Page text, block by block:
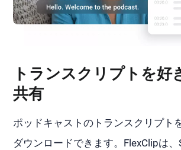
トランスクリプトを好
共有
ポッドキャストのトランスクリプト
ダウンロードできます。FlexClipは、